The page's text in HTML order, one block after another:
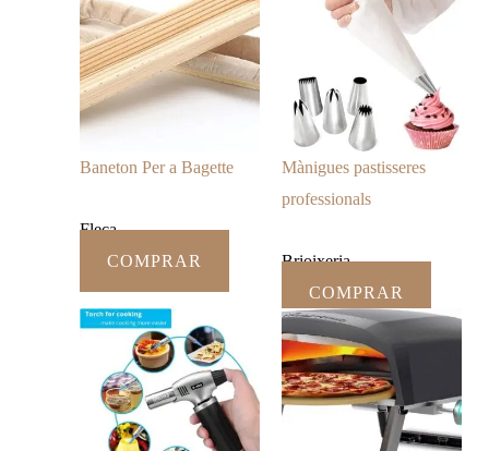
Baneton Per a Bagette
Fleca
COMPRAR
Mànigues pastisseres
professionals
Brioixeria
COMPRAR